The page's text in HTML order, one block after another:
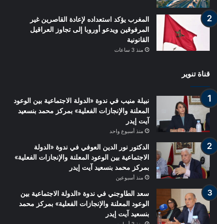
المغرب يؤكد استعداده لإعادة القاصرين غير
المرفوقين ويدعو أوروبا إلى تجاوز العراقيل
القانونية
منذ 3 ساعات
قناة تنوير
نبيلة منيب في ندوة «الدولة الاجتماعية بين الوعود
المعلنة والإنجازات الفعلية» بمركز محمد بنسعيد
آيت إيدر
منذ أسبوع واحد
الدكتور نور الدين العوفي في ندوة «الدولة
الاجتماعية بين الوعود المعلنة والإنجازات الفعلية»
بمركز محمد بنسعيد آيت إيدر
منذ أسبوعين
سعد الطاوجني في ندوة «الدولة الاجتماعية بين
الوعود المعلنة والإنجازات الفعلية» بمركز محمد
بنسعيد آيت إيدر